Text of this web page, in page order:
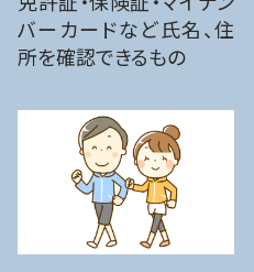
バーカードなど氏名、住
所を確認できるもの